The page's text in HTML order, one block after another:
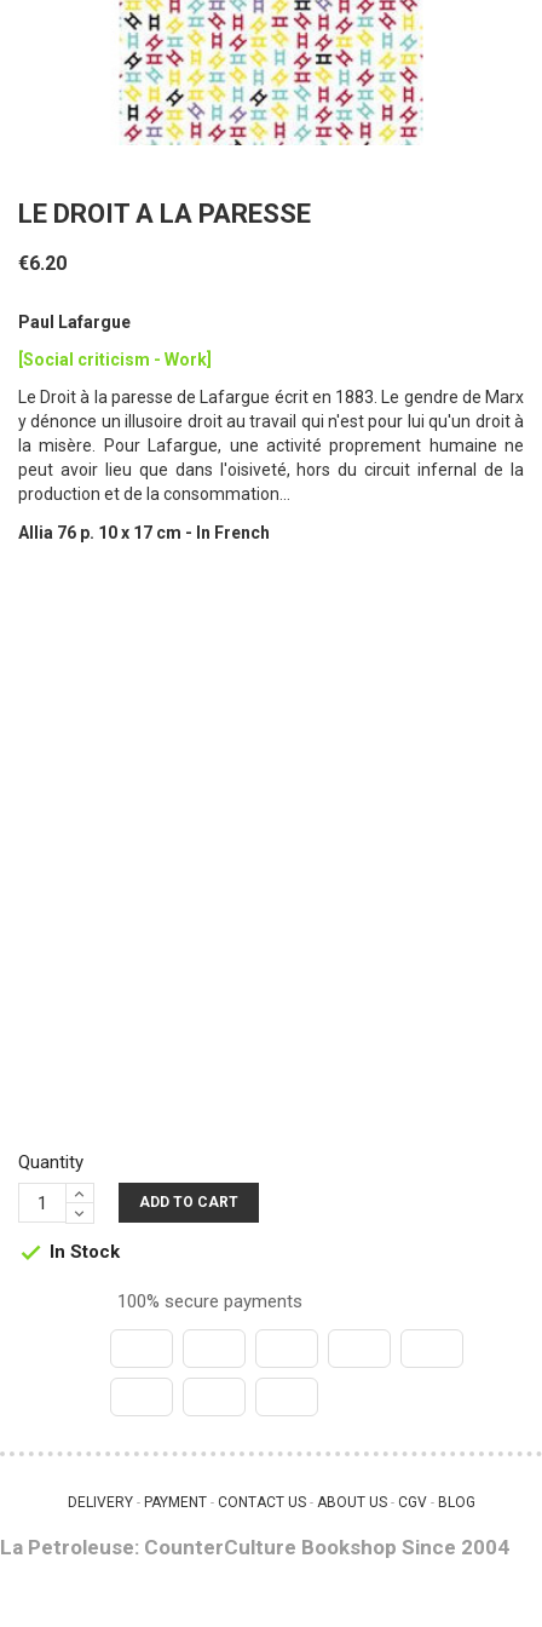
LE DROIT A LA PARESSE
€6.20
Paul Lafargue
[Social criticism - Work]
Le Droit à la paresse de Lafargue écrit en 1883. Le gendre de Marx
y dénonce un illusoire droit au travail qui n'est pour lui qu'un droit à
la misère. Pour Lafargue, une activité proprement humaine ne
peut avoir lieu que dans l'oisiveté, hors du circuit infernal de la
production et de la consommation...
Allia 76 p. 10 x 17 cm - In French
Quantity
ADD TO CART
 In Stock
100% secure payments
DELIVERY - PAYMENT - CONTACT US - ABOUT US - CGV - BLOG
La Petroleuse: CounterCulture Bookshop Since 2004